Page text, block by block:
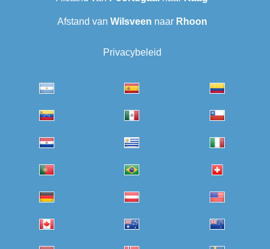
Afstand van Wilsveen‎ naar Rhoon
Privacybeleid